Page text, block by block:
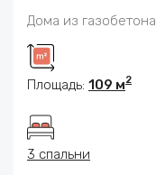
Дома из газобетона
Площадь: 109 м2
3 спальни